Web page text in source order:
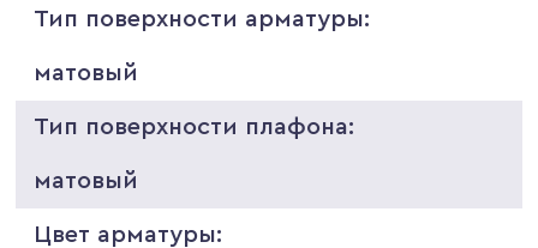
Тип поверхности арматуры:
матовый
Тип поверхности плафона:
матовый
Цвет арматуры: